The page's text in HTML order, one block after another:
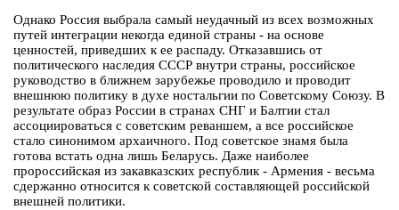
Однако Россия выбрала самый неудачный из всех возможных
путей интеграции некогда единой страны - на основе
ценностей, приведших к ее распаду. Отказавшись от
политического наследия СССР внутри страны, российское
руководство в ближнем зарубежье проводило и проводит
внешнюю политику в духе ностальгии по Советскому Союзу. В
результате образ России в странах СНГ и Балтии стал
ассоциироваться с советским реваншем, а все российское
стало синонимом архаичного. Под советское знамя была
готова встать одна лишь Беларусь. Даже наиболее
пророссийская из закавказских республик - Армения - весьма
сдержанно относится к советской составляющей российской
внешней политики.